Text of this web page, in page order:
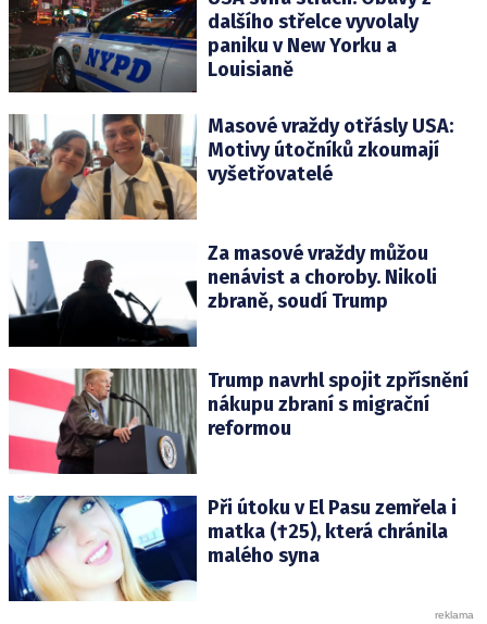
dalšího střelce vyvolaly
paniku v New Yorku a
Louisianě
Masové vraždy otřásly USA:
Motivy útočníků zkoumají
vyšetřovatelé
Za masové vraždy můžou
nenávist a choroby. Nikoli
zbraně, soudí Trump
Trump navrhl spojit zpřísnění
nákupu zbraní s migrační
reformou
Při útoku v El Pasu zemřela i
matka (†25), která chránila
malého syna